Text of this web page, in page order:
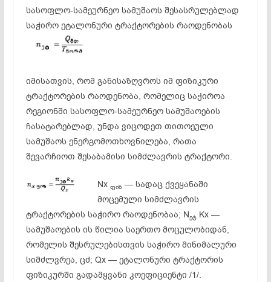
სასოფლო-სამეურნეო სამუშაოს შესასრულებლად
საჭირო ეტალონური ტრაქტორების რაოდენობას
იმისათვის, რომ განისაზღვროს იმ ფიზიკური
ტრაქტორების რაოდენობა, რომელიც საჭიროა
რეგიონში სასოფლო-სამეურნეო სამუშაოების
ჩასატარებლად, უნდა ვიცოდეთ თითოეული
სამუშაოს ენერგომოთხოვნილება, რათა
შევარჩიოთ შესაბამისი სიმძლავრის ტრაქტორი.
Nx ფიზ — სადაც ქვეყანაში
მოცემული სიმძლავრის
ტრაქტორების საჭირო რაოდენობაა; NეტKx —
სამუშაოების ის წილია საერთო მოცულობიდან,
რომელის შესრულებისთვის საჭირო მინიმალური
სიმძლვრეა, ცძ; Qx — ეტალონური ტრაქტორის
ფიზიკურში გადამყვანი კოეფიციენტი /1/.